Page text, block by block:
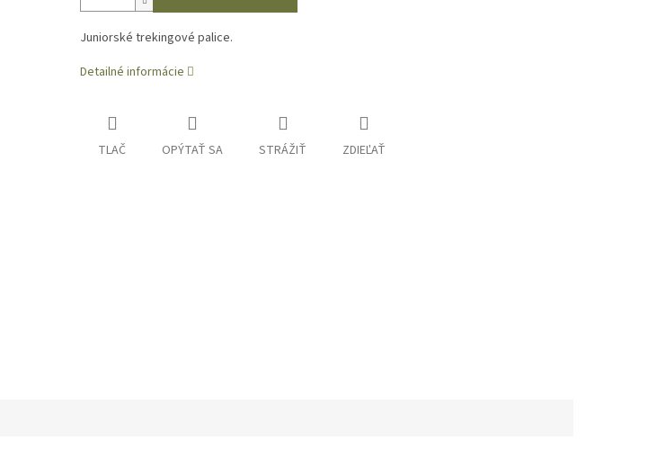
Juniorské trekingové palice.
Detailné informácie
TLAČ OPÝTAŤ SA STRÁŽIŤ ZDIEĽAŤ